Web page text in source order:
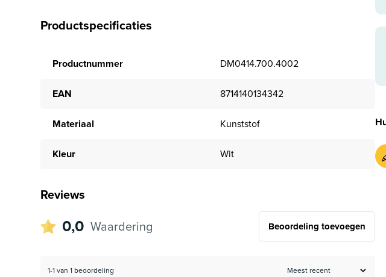
Productspecificaties
Productnummer DM0414.700.4002
EAN 8714140134342
Materiaal Kunststof
Kleur Wit
Reviews
0,0 Waardering Beoordeling toevoegen
1-1 van 1 beoordeling